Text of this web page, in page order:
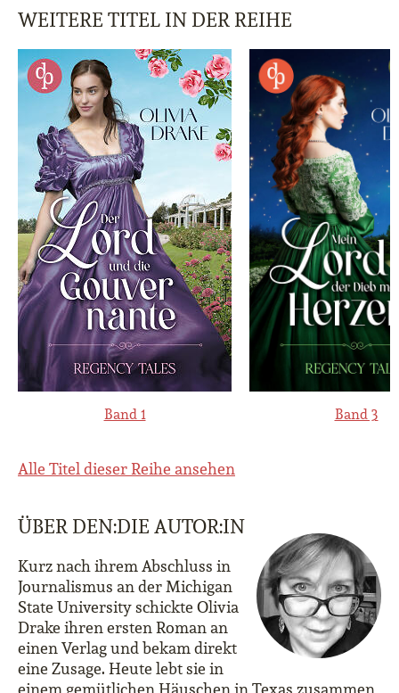
WEITERE TITEL IN DER REIHE
Band 1 Band 3
Alle Titel dieser Reihe ansehen
ÜBER DEN:DIE AUTOR:IN
Kurz nach ihrem Abschluss in
Journalismus an der Michigan
State University schickte Olivia
Drake ihren ersten Roman an
einen Verlag und bekam direkt
eine Zusage. Heute lebt sie in